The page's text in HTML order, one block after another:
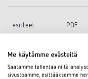
esitteet PDF
Asiakirjakoriin
Me käytämme evästeitä
Saatamme tallentaa niitä
sivustoamme, esittääksemme